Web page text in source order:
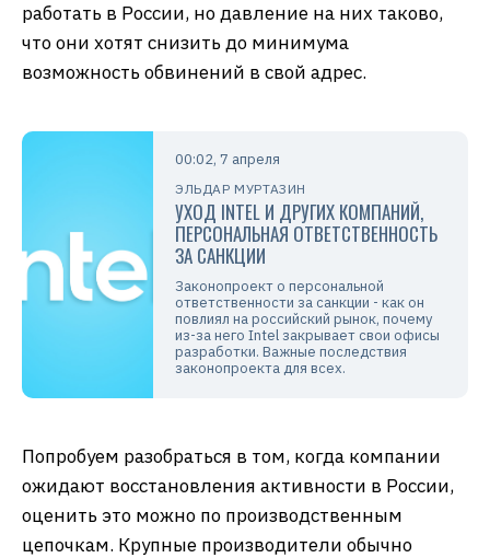
работать в России, но давление на них таково,
что они хотят снизить до минимума
возможность обвинений в свой адрес.
00:02, 7 апреля
ЭЛЬДАР МУРТАЗИН
УХОД INTEL И ДРУГИХ КОМПАНИЙ,
ПЕРСОНАЛЬНАЯ ОТВЕТСТВЕННОСТЬ
ЗА САНКЦИИ
Законопроект о персональной
ответственности за санкции - как он
повлиял на российский рынок, почему
из-за него Intel закрывает свои офисы
разработки. Важные последствия
законопроекта для всех.
Попробуем разобраться в том, когда компании
ожидают восстановления активности в России,
оценить это можно по производственным
цепочкам. Крупные производители обычно